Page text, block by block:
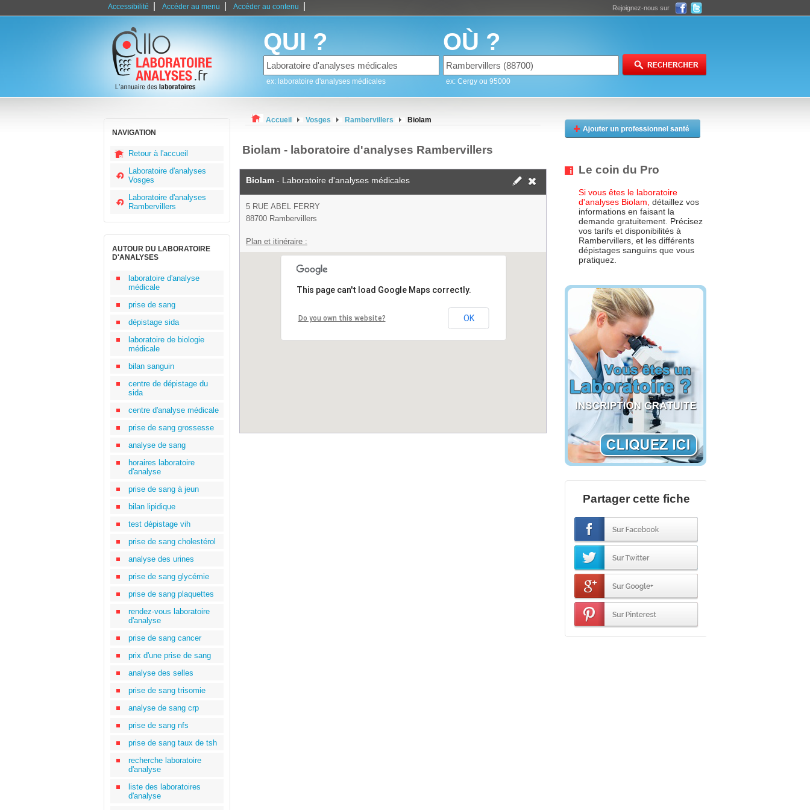
Accessibilité Accéder au menu Accéder au contenu Rejoignez-nous sur
QUI ?
ex: laboratoire d'analyses médicales
OÙ ?
ex: Cergy ou 95000
NAVIGATION
Retour à l'accueil
Laboratoire d'analyses
Vosges
Laboratoire d'analyses
Rambervillers
AUTOUR DU LABORATOIRE
D'ANALYSES
laboratoire d'analyse
médicale
prise de sang
dépistage sida
laboratoire de biologie
médicale
bilan sanguin
centre de dépistage du
sida
centre d'analyse médicale
prise de sang grossesse
analyse de sang
horaires laboratoire
d'analyse
prise de sang à jeun
bilan lipidique
test dépistage vih
prise de sang cholestérol
analyse des urines
prise de sang glycémie
prise de sang plaquettes
rendez-vous laboratoire
d'analyse
prise de sang cancer
prix d'une prise de sang
analyse des selles
prise de sang trisomie
analyse de sang crp
prise de sang nfs
prise de sang taux de tsh
recherche laboratoire
d'analyse
liste des laboratoires
d'analyse
Accueil Vosges Rambervillers Biolam
Biolam - laboratoire d'analyses Rambervillers
Biolam - Laboratoire d'analyses médicales
5 RUE ABEL FERRY
88700 Rambervillers
Plan et itinéraire :
This page can't load Google Maps correctly.
Do you own this website? OK
Le coin du Pro
Si vous êtes le laboratoire
d'analyses Biolam, détaillez vos
informations en faisant la
demande gratuitement. Précisez
vos tarifs et disponibilités à
Rambervillers, et les différents
dépistages sanguins que vous
pratiquez.
Partager cette fiche